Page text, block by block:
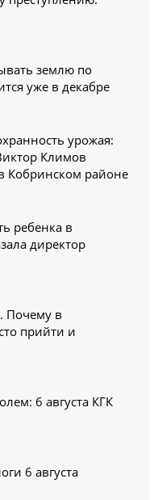
землю по
уже в декабре
урожая:
Климов
Кобринском районе
ребенка в
директор
Почему в
прийти и
6 августа КГК
6 августа